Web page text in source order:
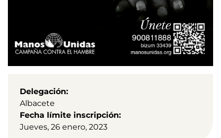
Delegación
Albacete
Fecha límite inscripción
Jueves, 26 enero, 2023